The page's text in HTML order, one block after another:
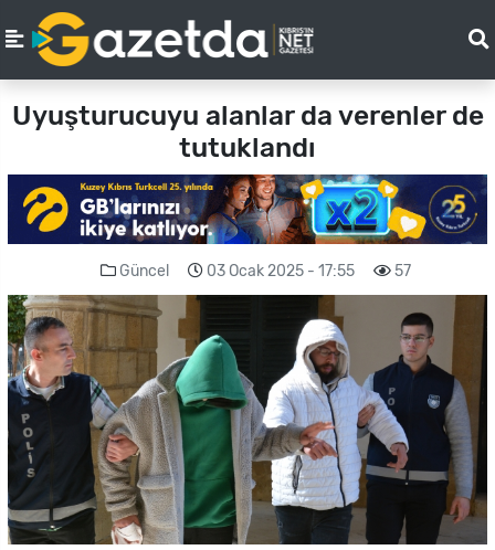
Uyuşturucuyu alanlar da verenler de
tutuklandı
Güncel 03 Ocak 2025 - 17:55 57